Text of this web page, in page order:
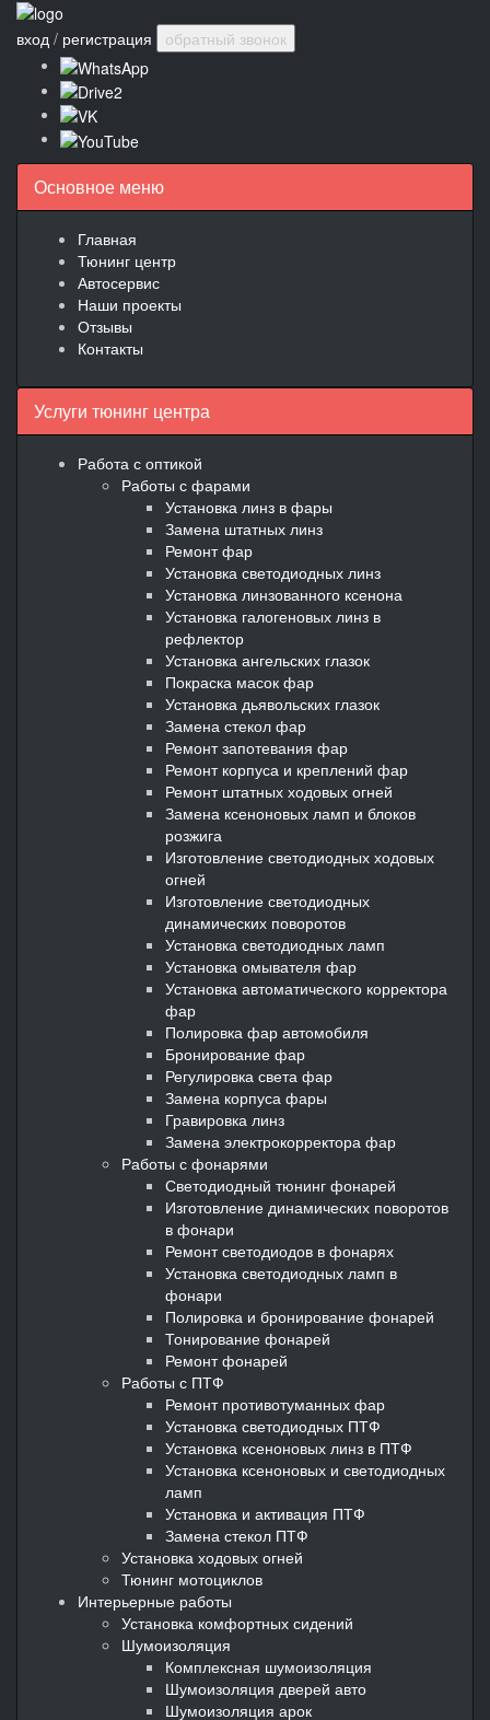
вход / регистрация обратный звонок
Основное меню
Главная
Тюнинг центр
Автосервис
Наши проекты
Отзывы
Контакты
Услуги тюнинг центра
Работа с оптикой
Работы с фарами
Установка линз в фары
Замена штатных линз
Ремонт фар
Установка светодиодных линз
Установка линзованного ксенона
Установка галогеновых линз в
рефлектор
Установка ангельских глазок
Покраска масок фар
Установка дьявольских глазок
Замена стекол фар
Ремонт запотевания фар
Ремонт корпуса и креплений фар
Ремонт штатных ходовых огней
Замена ксеноновых ламп и блоков
розжига
Изготовление светодиодных ходовых
огней
Изготовление светодиодных
динамических поворотов
Установка светодиодных ламп
Установка омывателя фар
Установка автоматического корректора
фар
Полировка фар автомобиля
Бронирование фар
Регулировка света фар
Замена корпуса фары
Гравировка линз
Замена электрокорректора фар
Работы с фонарями
Светодиодный тюнинг фонарей
Изготовление динамических поворотов
в фонари
Ремонт светодиодов в фонарях
Установка светодиодных ламп в
фонари
Полировка и бронирование фонарей
Тонирование фонарей
Ремонт фонарей
Работы с ПТФ
Ремонт противотуманных фар
Установка светодиодных ПТФ
Установка ксеноновых линз в ПТФ
Установка ксеноновых и светодиодных
ламп
Установка и активация ПТФ
Замена стекол ПТФ
Установка ходовых огней
Тюнинг мотоциклов
Интерьерные работы
Установка комфортных сидений
Шумоизоляция
Комплексная шумоизоляция
Шумоизоляция дверей авто
Шумоизоляция арок